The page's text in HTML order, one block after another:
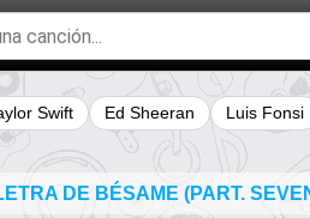
Swift Ed Sheeran Luis Fonsi
DE BÉSAME (PART.